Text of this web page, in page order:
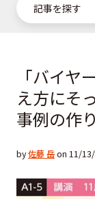
「バイヤ
え方にそ
事例の作
by佐藤 岳on 11/